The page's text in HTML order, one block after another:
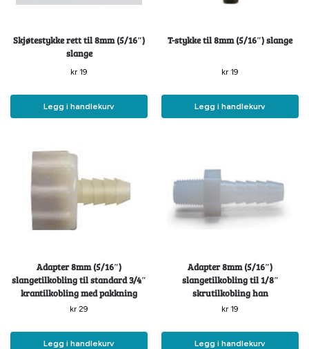
Skjøtestykke rett til 8mm (5/16″)
slange
kr 19
Legg i handlekurv
T-stykke til 8mm (5/16″) slange
kr 19
Legg i handlekurv
Adapter 8mm (5/16″)
slangetilkobling til standard 3/4″
krantilkobling med pakkning
kr 29
Legg i handlekurv
Adapter 8mm (5/16″)
slangetilkobling til 1/8″
skrutilkobling han
kr 19
Legg i handlekurv